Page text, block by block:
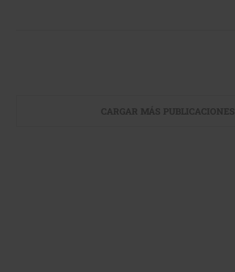
CARGAR MÁS PUBLICACIONES